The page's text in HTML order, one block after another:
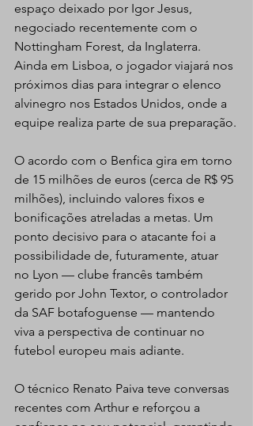
espaço deixado por Igor Jesus,
negociado recentemente com o
Nottingham Forest, da Inglaterra.
Ainda em Lisboa, o jogador viajará nos
próximos dias para integrar o elenco
alvinegro nos Estados Unidos, onde a
equipe realiza parte de sua preparação.
O acordo com o Benfica gira em torno
de 15 milhões de euros (cerca de R$ 95
milhões), incluindo valores fixos e
bonificações atreladas a metas. Um
ponto decisivo para o atacante foi a
possibilidade de, futuramente, atuar
no Lyon — clube francês também
gerido por John Textor, o controlador
da SAF botafoguense — mantendo
viva a perspectiva de continuar no
futebol europeu mais adiante.
O técnico Renato Paiva teve conversas
recentes com Arthur e reforçou a